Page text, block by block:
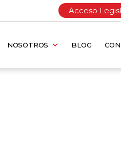
Acceso
NOSOTROS BLOG